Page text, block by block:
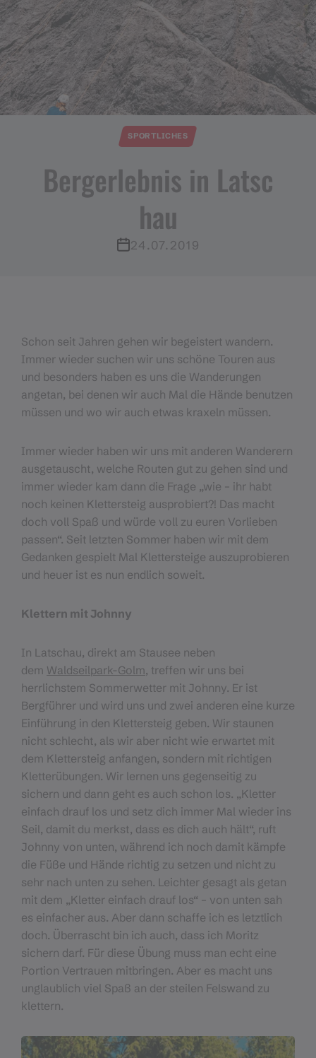
Bergerlebnis in Latsc
hau
SPORTLICHES
24.07.2019
Schon seit Jahren gehen wir begeistert wandern.
Immer wieder suchen wir uns schöne Touren aus
und besonders haben es uns die Wanderungen
angetan, bei denen wir auch Mal die Hände benutzen
müssen und wo wir auch etwas kraxeln müssen.
Immer wieder haben wir uns mit anderen Wanderern
ausgetauscht, welche Routen gut zu gehen sind und
immer wieder kam dann die Frage „wie – ihr habt
noch keinen Klettersteig ausprobiert?! Das macht
doch voll Spaß und würde voll zu euren Vorlieben
passen“. Seit letzten Sommer haben wir mit dem
Gedanken gespielt Mal Klettersteige auszuprobieren
und heuer ist es nun endlich soweit.
Klettern mit Johnny
In Latschau, direkt am Stausee neben
dem Waldseilpark-Golm, treffen wir uns bei
herrlichstem Sommerwetter mit Johnny. Er ist
Bergführer und wird uns und zwei anderen eine kurze
Einführung in den Klettersteig geben. Wir staunen
nicht schlecht, als wir aber nicht wie erwartet mit
dem Klettersteig anfangen, sondern mit richtigen
Kletterübungen. Wir lernen uns gegenseitig zu
sichern und dann geht es auch schon los. „Kletter
einfach drauf los und setz dich immer Mal wieder ins
Seil, damit du merkst, dass es dich auch hält“, ruft
Johnny von unten, während ich noch damit kämpfe
die Füße und Hände richtig zu setzen und nicht zu
sehr nach unten zu sehen. Leichter gesagt als getan
mit dem „Kletter einfach drauf los“ – von unten sah
es einfacher aus. Aber dann schaffe ich es letztlich
doch. Überrascht bin ich auch, dass ich Moritz
sichern darf. Für diese Übung muss man echt eine
Portion Vertrauen mitbringen. Aber es macht uns
unglaublich viel Spaß an der steilen Felswand zu
klettern.